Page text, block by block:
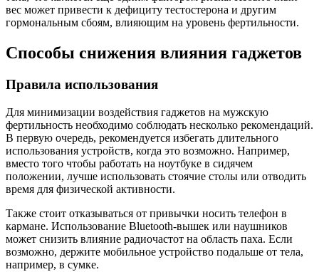
вес может привести к дефициту тестостерона и другим
гормональным сбоям, влияющим на уровень фертильности.
Способы снижения влияния гаджетов
Правила использования
Для минимизации воздействия гаджетов на мужскую
фертильность необходимо соблюдать несколько рекомендаций.
В первую очередь, рекомендуется избегать длительного
использования устройств, когда это возможно. Например,
вместо того чтобы работать на ноутбуке в сидячем
положении, лучше использовать стоячие столы или отводить
время для физической активности.
Также стоит отказываться от привычки носить телефон в
кармане. Использование Bluetooth-вышек или наушников
может снизить влияние радиочастот на область паха. Если
возможно, держите мобильное устройство подальше от тела,
например, в сумке.